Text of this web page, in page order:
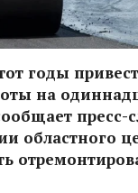
годы
на
пресс-
областного